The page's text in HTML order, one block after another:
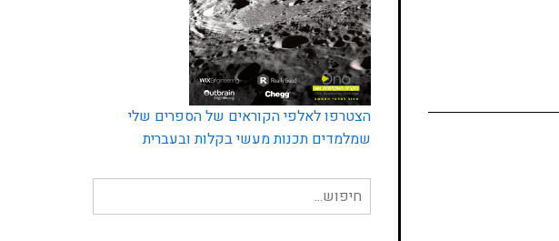
הצטרפו לאלפי הקוראים של הספרים שלי
שמלמדים תכנות מעשי בקלות ובעברית
חיפוש
עבור: